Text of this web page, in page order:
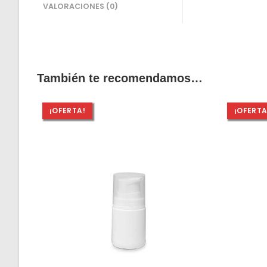
VALORACIONES (0)
También te recomendamos…
¡OFERTA!